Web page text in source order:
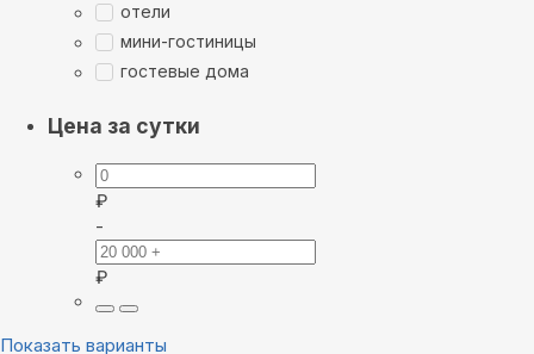
отели
мини-гостиницы
гостевые дома
Цена за сутки
₽
-
₽
Показать варианты